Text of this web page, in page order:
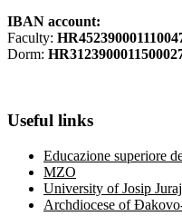
IBAN account:
Faculty:
Dorm:
Useful links
Educazione superiore
MZO
University of Josip
Archdiocese of